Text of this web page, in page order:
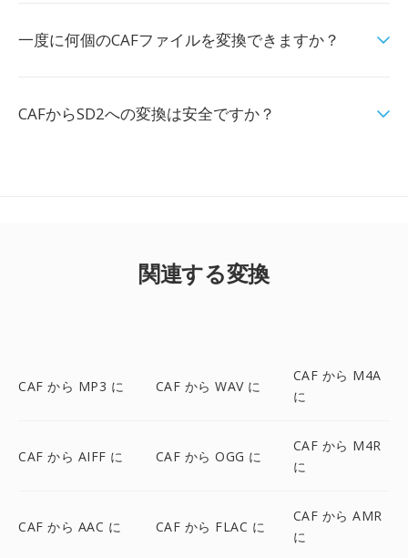
一度に何個のCAFファイルを変換できますか？
CAFからSD2への変換は安全ですか？
関連する変換
CAF から MP3 に CAF から WAV に
CAF から M4A
に
CAF から AIFF に CAF から OGG に
CAF から M4R
に
CAF から AAC に CAF から FLAC に
CAF から AMR
に